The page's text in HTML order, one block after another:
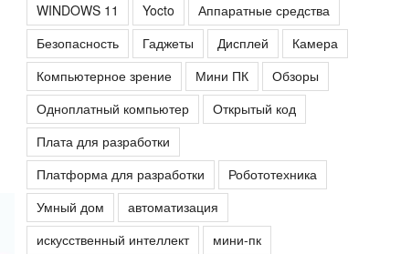
WINDOWS 11
Yocto
Аппаратные средства
Безопасность
Гаджеты Дисплей
Камера
Компьютерное зрение
Мини ПК
Обзоры
Одноплатный компьютер
Открытый код
Плата для разработки
Платформа для разработки
Робототехника
Умный дом
автоматизация
искусственный интеллект
мини-пк